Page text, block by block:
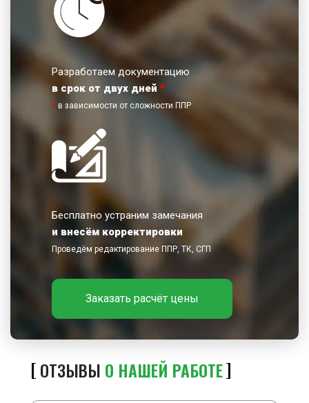
Разработаем документацию
в срок от двух дней *
* в зависимости от сложности ППР
Бесплатно устраним замечания
и внесём корректировки
Проведём редактирование ППР, ТК, СГП
Заказать расчёт цены
ОТЗЫВЫ О НАШЕЙ РАБОТЕ